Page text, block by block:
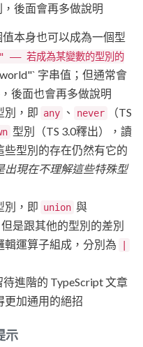
後面會再多做說明
值本身也可以成為一個型
若成為某變數的型別的
字串值；但通常會
後面也會再多做說明
別，即 any 、 never
（TS
型別（TS 3.0釋出），讀
型別的存在仍然有它的
出現在不理解這些特殊型
別，即 union 與
是跟其他的型別的差別
運算子組成，分別為
待進階的 TypeScript 文章
更加通用的絕招
示